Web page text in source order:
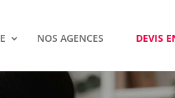
NOS AGENCES DEVIS